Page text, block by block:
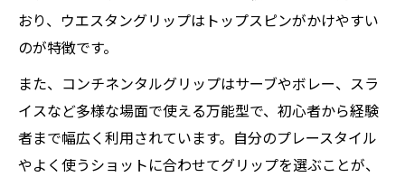
おり、ウエスタングリップはトップスピンがかけやすい
のが特徴です。
また、コンチネンタルグリップはサーブやボレー、スラ
イスなど多様な場面で使える万能型で、初心者から経験
者まで幅広く利用されています。自分のプレースタイル
やよく使うショットに合わせてグリップを選ぶことが、